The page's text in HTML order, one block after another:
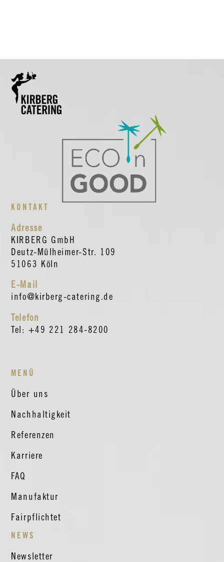
KONTAKT
Adresse
KIRBERG GmbH
Deutz-Mülheimer-Str. 109
51063 Köln
E-Mail
info@kirberg-catering.de
Telefon
Tel: +49 221 284-8200
MENÜ
Über uns
Nachhaltigkeit
Referenzen
Karriere
FAQ
Manufaktur
Fairpflichtet
NEWS
Newsletter